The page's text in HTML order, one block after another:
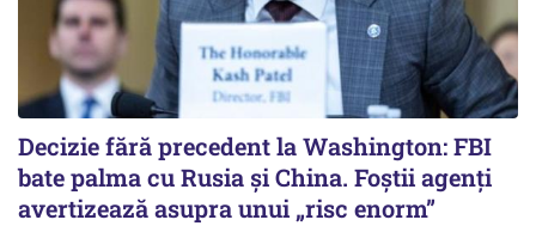
Decizie fără precedent la Washington: FBI
bate palma cu Rusia și China. Foștii agenți
avertizează asupra unui „risc enorm”